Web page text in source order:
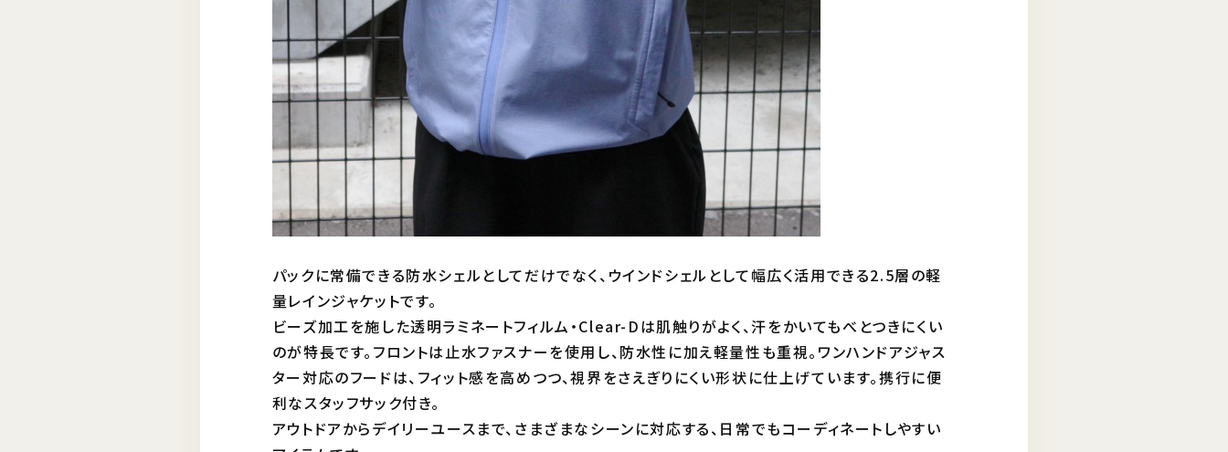
パックに常備できる防水シェルとしてだけでなく、ウインドシェルとして幅広く活用できる2.5層の軽
量レインジャケットです。
ビーズ加工を施した透明ラミネートフィルム・Clear-Dは肌触りがよく、汗をかいてもべとつきにくい
のが特長です。フロントは止水ファスナーを使用し、防水性に加え軽量性も重視。ワンハンドアジャス
ター対応のフードは、フィット感を高めつつ、視界をさえぎりにくい形状に仕上げています。携行に便
利なスタッフサック付き。
アウトドアからデイリーユースまで、さまざまなシーンに対応する、日常でもコーディネートしやすい